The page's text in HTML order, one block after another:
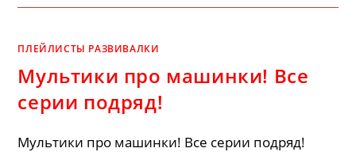
БЕННИ!
САМЫХ
ПЛЕЙЛИСТЫ РАЗВИВАЛКИ
Мультики про машинки! Все
серии подряд!
Мультики про машинки! Все серии подряд!